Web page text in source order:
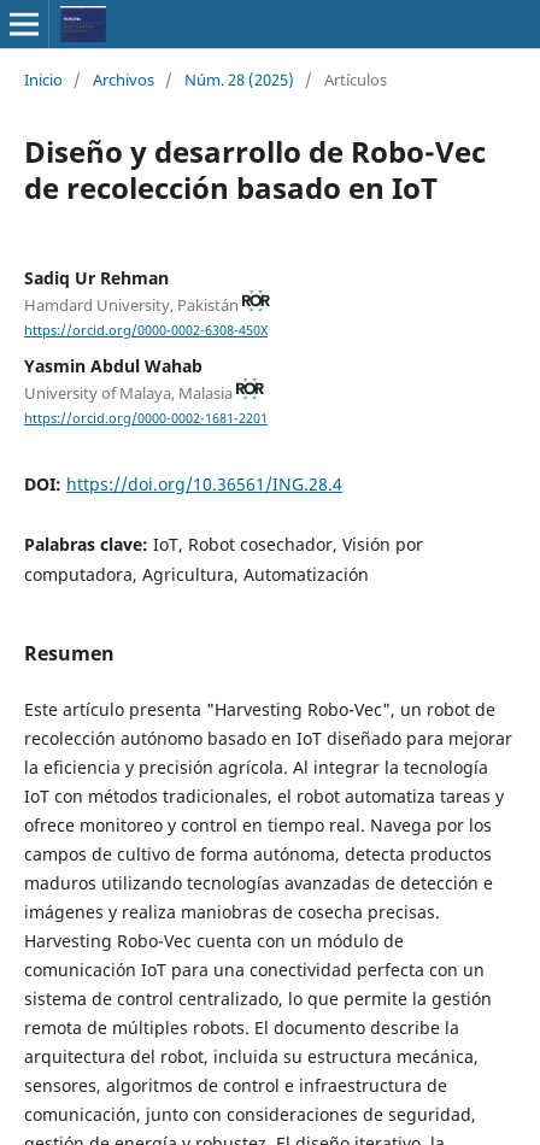
Inicio / Archivos / Núm. 28 (2025) / Artículos
Diseño y desarrollo de Robo-Vec
de recolección basado en IoT
Sadiq Ur Rehman
Hamdard University, Pakistán
https://orcid.org/0000-0002-6308-450X
Yasmin Abdul Wahab
University of Malaya, Malasia
https://orcid.org/0000-0002-1681-2201
DOI: https://doi.org/10.36561/ING.28.4
Palabras clave: IoT, Robot cosechador, Visión por
computadora, Agricultura, Automatización
Resumen
Este artículo presenta "Harvesting Robo-Vec", un robot de
recolección autónomo basado en IoT diseñado para mejorar
la eficiencia y precisión agrícola. Al integrar la tecnología
IoT con métodos tradicionales, el robot automatiza tareas y
ofrece monitoreo y control en tiempo real. Navega por los
campos de cultivo de forma autónoma, detecta productos
maduros utilizando tecnologías avanzadas de detección e
imágenes y realiza maniobras de cosecha precisas.
Harvesting Robo-Vec cuenta con un módulo de
comunicación IoT para una conectividad perfecta con un
sistema de control centralizado, lo que permite la gestión
remota de múltiples robots. El documento describe la
arquitectura del robot, incluida su estructura mecánica,
sensores, algoritmos de control e infraestructura de
comunicación, junto con consideraciones de seguridad,